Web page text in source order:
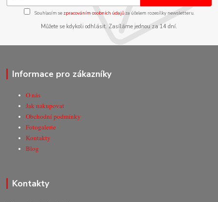
Souhlasím se zpracováním osobních údajůza účelem rozesílky newsletteru.
Můžete se kdykoli odhlásit. Zasíláme jednou za 14 dní.
Informace pro zákazníky
O nás
Jak nakupovat
Obchodní podmínky
Fotogalerie
Kontakty
Blog
Kontakty